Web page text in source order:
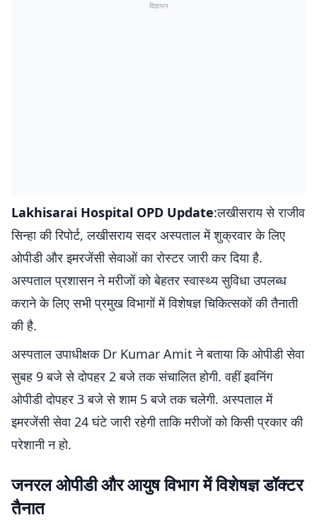
विज्ञापन
Lakhisarai Hospital OPD Update:लखीसराय से राजीव
सिन्हा की रिपोर्ट, लखीसराय सदर अस्पताल में शुक्रवार के लिए
ओपीडी और इमरजेंसी सेवाओं का रोस्टर जारी कर दिया है.
अस्पताल प्रशासन ने मरीजों को बेहतर स्वास्थ्य सुविधा उपलब्ध
कराने के लिए सभी प्रमुख विभागों में विशेषज्ञ चिकित्सकों की तैनाती
की है.
अस्पताल उपाधीक्षक Dr Kumar Amit ने बताया कि ओपीडी सेवा
सुबह 9 बजे से दोपहर 2 बजे तक संचालित होगी. वहीं इवनिंग
ओपीडी दोपहर 3 बजे से शाम 5 बजे तक चलेगी. अस्पताल में
इमरजेंसी सेवा 24 घंटे जारी रहेगी ताकि मरीजों को किसी प्रकार की
परेशानी न हो.
जनरल ओपीडी और आयुष विभाग में विशेषज्ञ डॉक्टर
तैनात